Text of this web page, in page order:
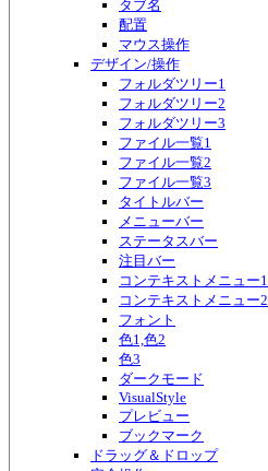
タブ名
配置
マウス操作
デザイン/操作
フォルダツリー1
フォルダツリー2
フォルダツリー3
ファイル一覧1
ファイル一覧2
ファイル一覧3
タイトルバー
メニューバー
ステータスバー
注目バー
コンテキストメニュー1
コンテキストメニュー2
フォント
色1,色2
色3
ダークモード
VisualStyle
プレビュー
ブックマーク
ドラッグ＆ドロップ